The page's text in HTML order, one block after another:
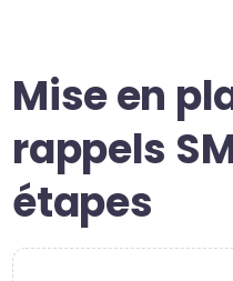
Mise en
rappels
étapes